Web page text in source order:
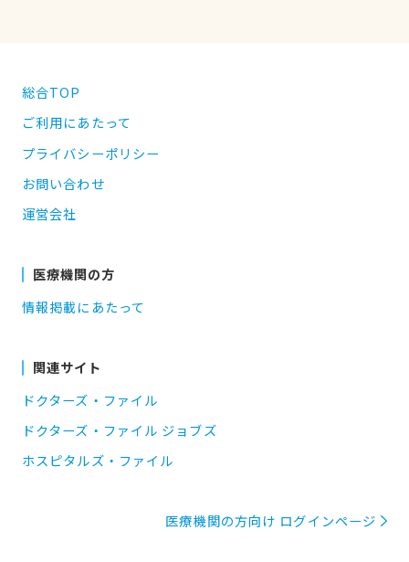
総合TOP
ご利用にあたって
プライバシーポリシー
お問い合わせ
運営会社
医療機関の方
情報掲載にあたって
関連サイト
ドクターズ・ファイル
ドクターズ・ファイル ジョブズ
ホスピタルズ・ファイル
医療機関の方向け ログインページ